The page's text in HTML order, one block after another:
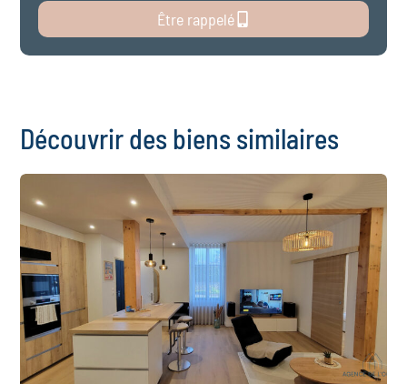
Être rappelé
Découvrir des biens similaires